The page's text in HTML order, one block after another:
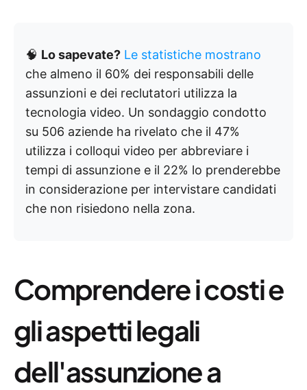
🧠 Lo sapevate? Le statistiche mostrano
che almeno il 60% dei responsabili delle
assunzioni e dei reclutatori utilizza la
tecnologia video. Un sondaggio condotto
su 506 aziende ha rivelato che il 47%
utilizza i colloqui video per abbreviare i
tempi di assunzione e il 22% lo prenderebbe
in considerazione per intervistare candidati
che non risiedono nella zona.
Comprendere i costi e
gli aspetti legali
dell'assunzione a